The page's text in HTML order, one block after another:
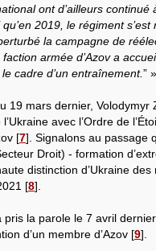
ont d’ailleurs
2019, le régiment
la campagne de
armée d’Azov a
cadre d’un entraînement.” »
19 mars dernier, Volodymyr
avec l’Ordre de
[7] . Signalons au passage
Droit) - formation
distinction d’Ukraine des
[8]
pris la parole le 7 avril
d’un membre d’Azov [9]